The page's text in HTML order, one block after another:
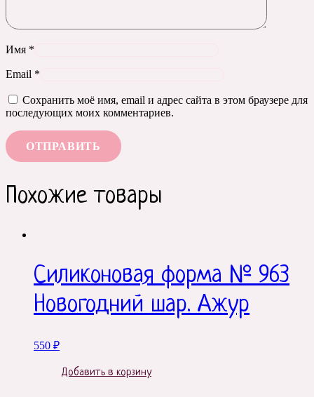
Имя *
Email *
Сохранить моё имя, email и адрес сайта в этом браузере для
последующих моих комментариев.
Похожие товары
Силиконовая форма № 963
Новогодний шар. Ажур
550 ₽
Добавить в корзину